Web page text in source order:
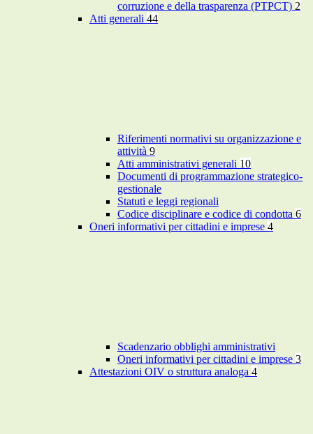
corruzione e della trasparenza (PTPCT) 2
Atti generali 44
Riferimenti normativi su organizzazione e
attività 9
Atti amministrativi generali 10
Documenti di programmazione strategico-
gestionale
Statuti e leggi regionali
Codice disciplinare e codice di condotta 6
Oneri informativi per cittadini e imprese 4
Scadenzario obblighi amministrativi
Oneri informativi per cittadini e imprese 3
Attestazioni OIV o struttura analoga 4